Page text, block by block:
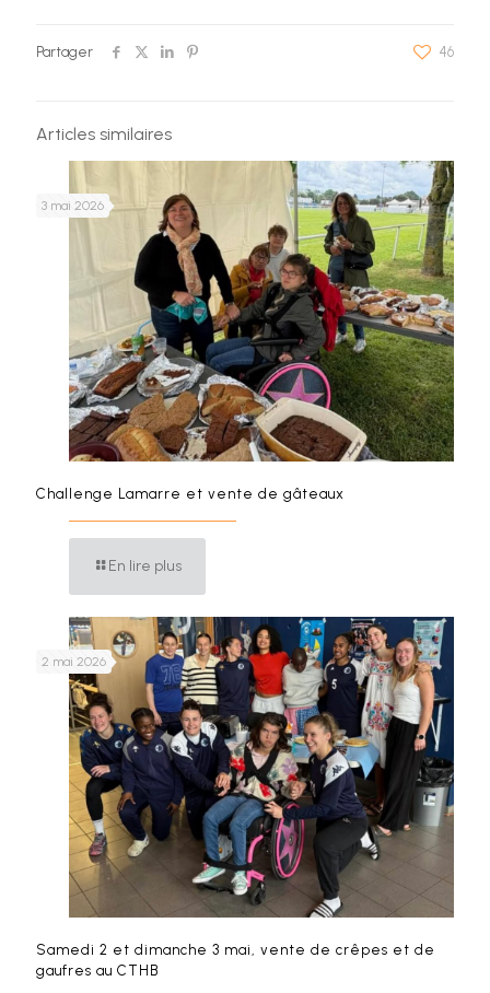
Partager 46
Articles similaires
3 mai 2026
Challenge Lamarre et vente de gâteaux
En lire plus
2 mai 2026
Samedi 2 et dimanche 3 mai, vente de crêpes et de
gaufres au CTHB